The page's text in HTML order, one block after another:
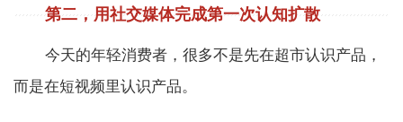
第二，用社交媒体完成第一次认知扩散
今天的年轻消费者，很多不是先在超市认识产品，
而是在短视频里认识产品。